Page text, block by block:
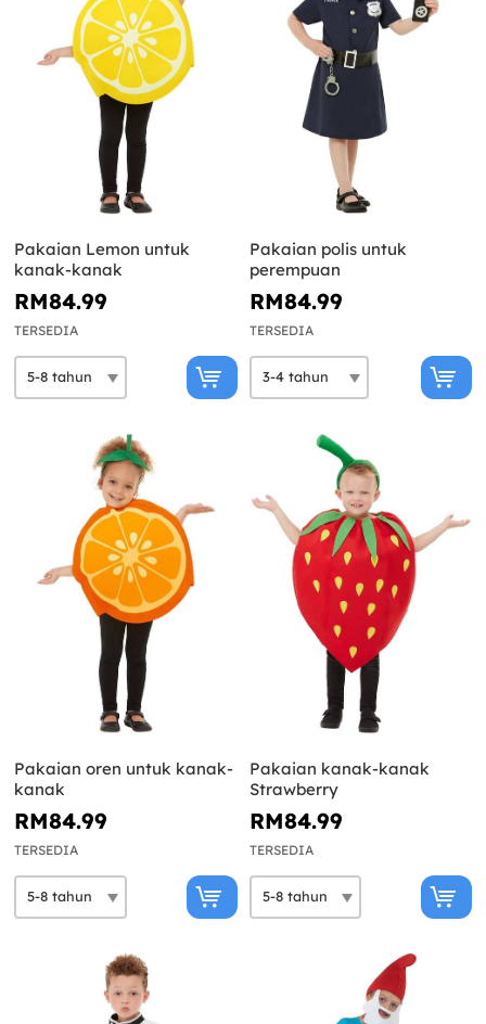
Pakaian Lemon untuk
kanak-kanak
RM84.99
TERSEDIA
Pakaian polis untuk
perempuan
RM84.99
TERSEDIA
Pakaian oren untuk kanak-
kanak
RM84.99
TERSEDIA
Pakaian kanak-kanak
Strawberry
RM84.99
TERSEDIA